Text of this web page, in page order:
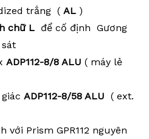
trắng ( AL )
chữ L để cố định Gương
ADP112-8/8 ALU ( máy lẻ
ADP112-8/58 ALU ( ext.
với Prism GPR112 nguyên